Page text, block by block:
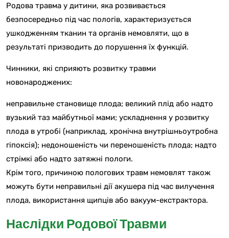
Родова травма у дитини, яка розвивається
безпосередньо під час пологів, характеризується
ушкодженням тканин та органів немовляти, що в
результаті призводить до порушення їх функцій.
Чинники, які сприяють розвитку травми
новонароджених:
неправильне становище плода; великий плід або надто
вузький таз майбутньої мами; ускладнення у розвитку
плода в утробі (наприклад, хронічна внутрішньоутробна
гіпоксія); недоношеність чи переношеність плода; надто
стрімкі або надто затяжні пологи.
Крім того, причиною пологових травм немовлят також
можуть бути неправильні дії акушера під час вилучення
плода, використання щипців або вакуум-екстрактора.
Наслідки Родової Травми